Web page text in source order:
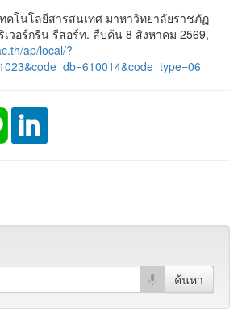
คโนโลยีสารสนเทศ มาหาวิทยาลัยราชภัฏ
เวอร์กรีน รีสอร์ท. สืบค้น 8 สิงหาคม 2569,
ap/local/?